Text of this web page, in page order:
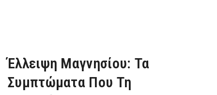
Έλλειψη Μαγνησίου: Τα
Συμπτώματα Που Τη